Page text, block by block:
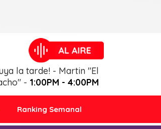
la tarde! - Martin "El
- 1:00PM - 4:00PM
Ranking Semanal